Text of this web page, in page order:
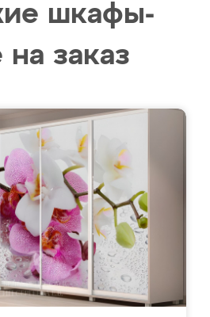
шкафы-
на заказ